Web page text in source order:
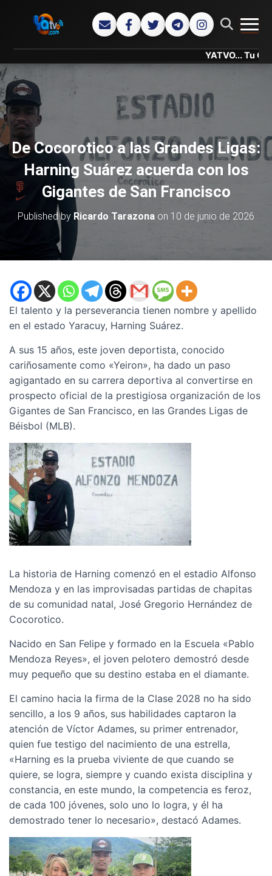
YATVO... Tu Canal
De Cocorotico a las Grandes Ligas:
Harning Suárez acuerda con los
Gigantes de San Francisco
Published by Ricardo Tarazona on 10 de junio de 2026
El talento y la perseverancia tienen nombre y apellido
en el estado Yaracuy, Harning Suárez.
A sus 15 años, este joven deportista, conocido
cariñosamente como «Yeiron», ha dado un paso
agigantado en su carrera deportiva al convertirse en
prospecto oficial de la prestigiosa organización de los
Gigantes de San Francisco, en las Grandes Ligas de
Béisbol (MLB).
La historia de Harning comenzó en el estadio Alfonso
Mendoza y en las improvisadas partidas de chapitas
de su comunidad natal, José Gregorio Hernández de
Cocorotico.
Nacido en San Felipe y formado en la Escuela «Pablo
Mendoza Reyes», el joven pelotero demostró desde
muy pequeño que su destino estaba en el diamante.
El camino hacia la firma de la Clase 2028 no ha sido
sencillo, a los 9 años, sus habilidades captaron la
atención de Víctor Adames, su primer entrenador,
quien fue testigo del nacimiento de una estrella,
«Harning es la prueba viviente de que cuando se
quiere, se logra, siempre y cuando exista disciplina y
constancia, en este mundo, la competencia es feroz,
de cada 100 jóvenes, solo uno lo logra, y él ha
demostrado tener lo necesario», destacó Adames.